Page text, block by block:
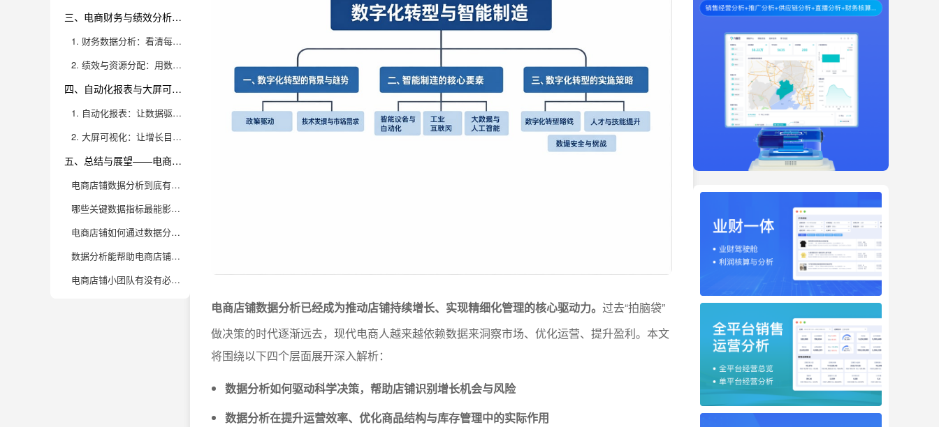
三、电商财务与绩效分析——利润最大化的底层逻辑
1. 财务数据分析：看清每一分钱的流向
2. 绩效与资源分配：用数据激发团队潜能
四、自动化报表与大屏可视化——管理效率质的跃升
1. 自动化报表：让数据驱动成为日常习惯
2. 大屏可视化：让增长目标“看得见、管得住”
五、总结与展望——电商数据分析成就盈利新高度
电商店铺数据分析到底有哪些实际作用？
哪些关键数据指标最能影响电商店铺的盈利？
电商店铺如何通过数据分析提升老客户复购率？
数据分析能帮助电商店铺解决哪些常见运营难题？
电商店铺小团队有没有必要用专业的数据分析工具？
电商店铺数据分析已经成为推动店铺持续增长、实现精细化管理的核心驱动力。 过去“拍脑袋”
做决策的时代逐渐远去，现代电商人越来越依赖数据来洞察市场、优化运营、提升盈利。本文
将围绕以下四个层面展开深入解析：
数据分析如何驱动科学决策，帮助店铺识别增长机会与风险
数据分析在提升运营效率、优化商品结构与库存管理中的实际作用